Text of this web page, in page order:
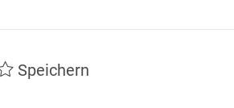
Speichern